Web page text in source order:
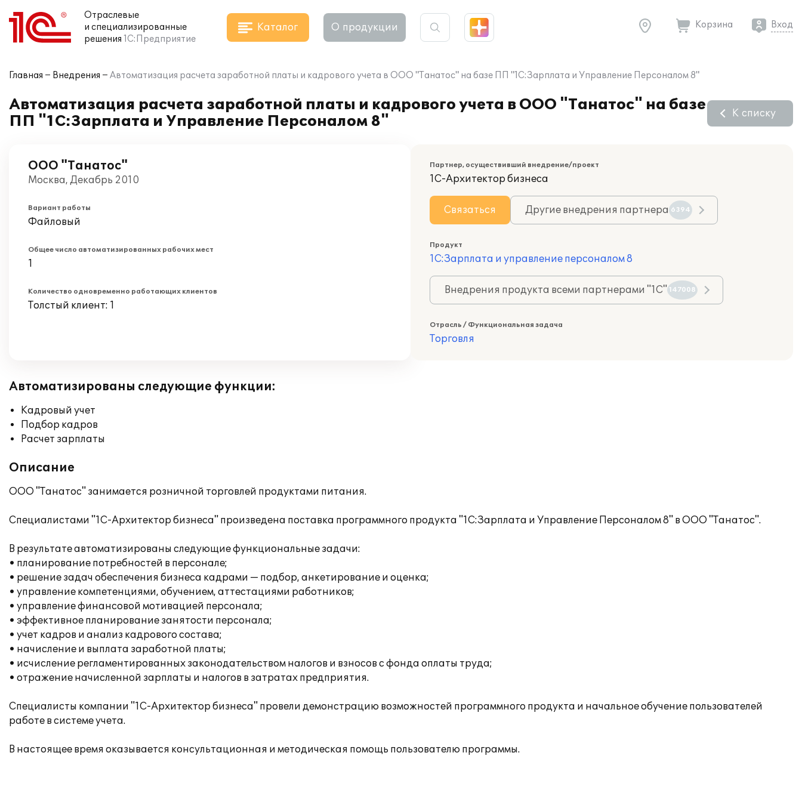
Отраслевые
и специализированные
решения 1С:Предприятие
Каталог О продукции Корзина Вход
Главная Внедрения Автоматизация расчета заработной платы и кадрового учета в ООО "Танатос" на базе ПП "1С:Зарплата и Управление Персоналом 8"
Автоматизация расчета заработной платы и кадрового учета в ООО "Танатос" на базе
ПП "1С:Зарплата и Управление Персоналом 8"
К списку
ООО "Танатос"
Москва, Декабрь 2010
Вариант работы
Файловый
Общее число автоматизированных рабочих мест
1
Количество одновременно работающих клиентов
Толстый клиент: 1
Партнер, осуществивший внедрение/проект
1С-Архитектор бизнеса
Связаться Другие внедрения партнера 6394
Продукт
1С:Зарплата и управление персоналом 8
Внедрения продукта всеми партнерами "1С" 147008
Отрасль / Функциональная задача
Торговля
Автоматизированы следующие функции:
Кадровый учет
Подбор кадров
Расчет зарплаты
Описание
ООО "Танатос" занимается розничной торговлей продуктами питания.
Специалистами "1С-Архитектор бизнеса" произведена поставка программного продукта "1С:Зарплата и Управление Персоналом 8" в ООО "Танатос".
В результате автоматизированы следующие функциональные задачи:
• планирование потребностей в персонале;
• решение задач обеспечения бизнеса кадрами — подбор, анкетирование и оценка;
• управление компетенциями, обучением, аттестациями работников;
• управление финансовой мотивацией персонала;
• эффективное планирование занятости персонала;
• учет кадров и анализ кадрового состава;
• начисление и выплата заработной платы;
• исчисление регламентированных законодательством налогов и взносов с фонда оплаты труда;
• отражение начисленной зарплаты и налогов в затратах предприятия.
Специалисты компании "1С-Архитектор бизнеса" провели демонстрацию возможностей программного продукта и начальное обучение пользователей
работе в системе учета.
В настоящее время оказывается консультационная и методическая помощь пользователю программы.